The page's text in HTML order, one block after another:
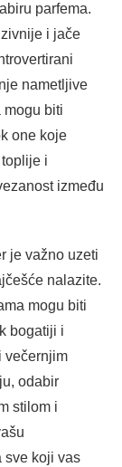
parfema.
i jače
nametljive
mogu biti
one koje
i
između
je važno uzeti
nalazite.
mogu biti
bogatiji i
večernjim
odabir
stilom i
sve koji vas